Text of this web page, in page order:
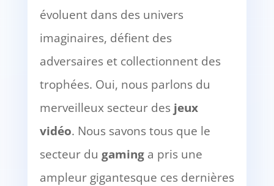
évoluent dans des univers
imaginaires, défient des
adversaires et collectionnent des
trophées. Oui, nous parlons du
merveilleux secteur des jeux
vidéo. Nous savons tous que le
secteur du gaminga pris une
ampleur gigantesque ces dernières